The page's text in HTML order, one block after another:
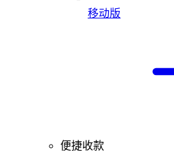
移动版
便捷收款